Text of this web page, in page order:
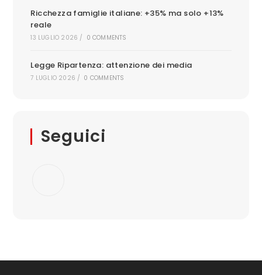
Ricchezza famiglie italiane: +35% ma solo +13%
reale
13 LUGLIO 2026 / 0 COMMENTS
Legge Ripartenza: attenzione dei media
7 LUGLIO 2026 / 0 COMMENTS
Seguici